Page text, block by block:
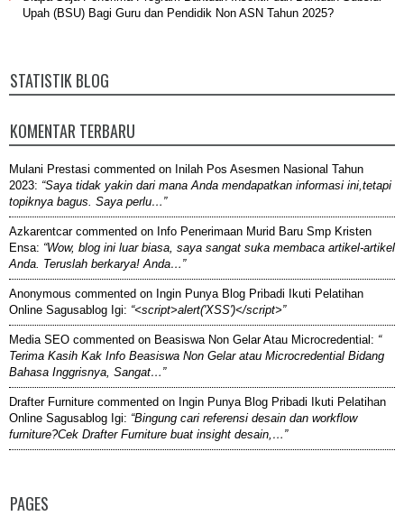
Upah (BSU) Bagi Guru dan Pendidik Non ASN Tahun 2025?
STATISTIK BLOG
KOMENTAR TERBARU
Mulani Prestasi commented on Inilah Pos Asesmen Nasional Tahun
2023: “Saya tidak yakin dari mana Anda mendapatkan informasi ini,tetapi
topiknya bagus. Saya perlu…”
Azkarentcarcommented on Info Penerimaan Murid Baru Smp Kristen
Ensa: “Wow, blog ini luar biasa, saya sangat suka membaca artikel-artikel
Anda. Teruslah berkarya! Anda…”
Anonymous commented on Ingin Punya Blog Pribadi Ikuti Pelatihan
Online Sagusablog Igi: “<script>alert('XSS')</script>”
Media SEO commented on Beasiswa Non Gelar Atau Microcredential: “
Terima Kasih Kak Info Beasiswa Non Gelar atau Microcredential Bidang
Bahasa Inggrisnya, Sangat…”
Drafter Furniture commented on Ingin Punya Blog Pribadi Ikuti Pelatihan
Online Sagusablog Igi: “Bingung cari referensi desain dan workflow
furniture?Cek Drafter Furniture buat insight desain,…”
PAGES